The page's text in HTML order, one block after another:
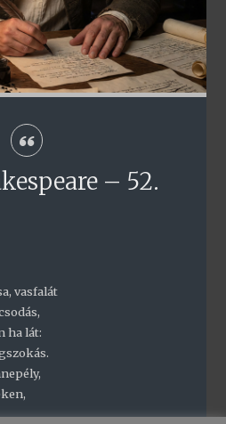
– 52.
vasfalát
ha lát: